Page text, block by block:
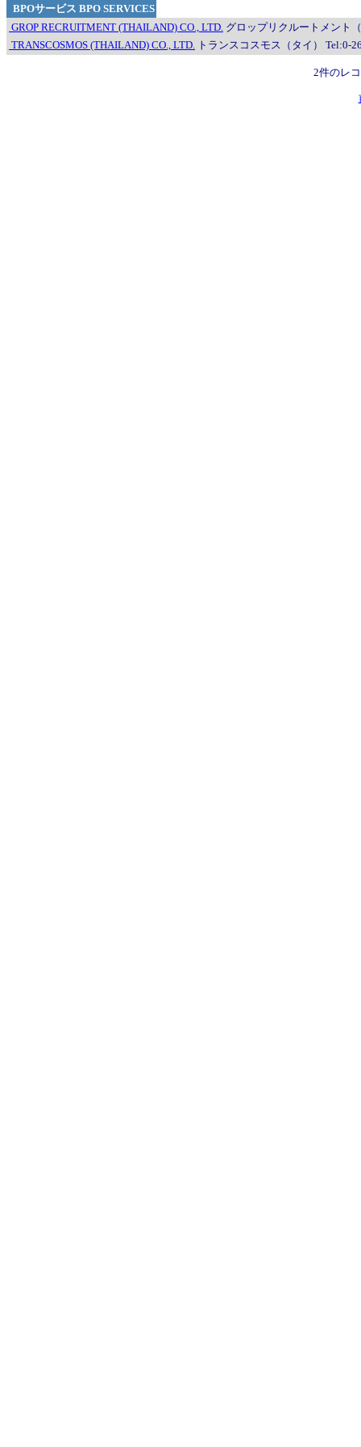
BPOサービス BPO SERVICES
GROP RECRUITMENT (THAILAND) CO., LTD. グロップリクルートメント
TRANSCOSMOS (THAILAND) CO., LTD. トランスコスモス（タイ） Tel:0-
2件のレ